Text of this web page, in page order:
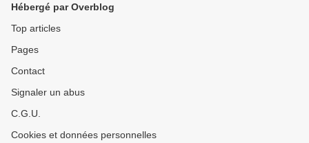
Hébergé par Overblog
Top articles
Pages
Contact
Signaler un abus
C.G.U.
Cookies et données personnelles